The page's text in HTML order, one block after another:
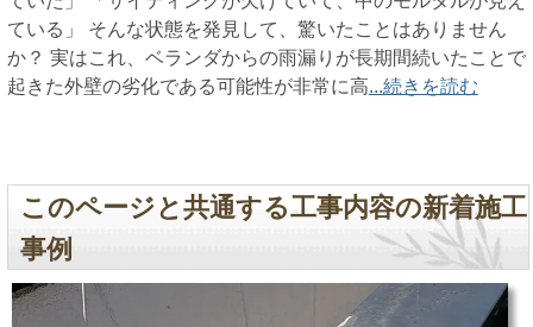
ている」 そんな状態を発見して、驚いたことはありません
か？ 実はこれ、ベランダからの雨漏りが長期間続いたことで
起きた外壁の劣化である可能性が非常に高...続きを読む
このページと共通する工事内容の新着施工
事例